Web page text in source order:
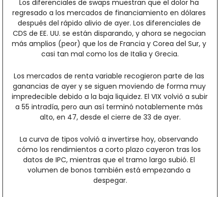
Los diferenciales de swaps muestran que el dolor ha
regresado a los mercados de financiamiento en dólares
después del rápido alivio de ayer. Los diferenciales de
CDS de EE. UU. se están disparando, y ahora se negocian
más amplios (peor) que los de Francia y Corea del Sur, y
casi tan mal como los de Italia y Grecia.
Los mercados de renta variable recogieron parte de las
ganancias de ayer y se siguen moviendo de forma muy
impredecible debido a la baja liquidez. El VIX volvió a subir
a 55 intradía, pero aun así terminó notablemente más
alto, en 47, desde el cierre de 33 de ayer.
La curva de tipos volvió a invertirse hoy, observando
cómo los rendimientos a corto plazo cayeron tras los
datos de IPC, mientras que el tramo largo subió. El
volumen de bonos también está empezando a
despegar.